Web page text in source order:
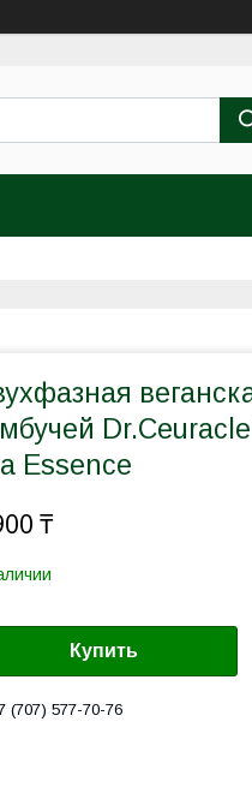
Essence
₸
Купить
(707) 577-70-76